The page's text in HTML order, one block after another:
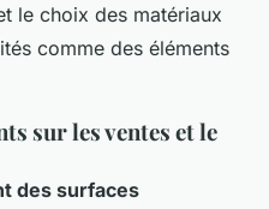
le choix des matériaux
comme des éléments
sur les ventes et le
des surfaces